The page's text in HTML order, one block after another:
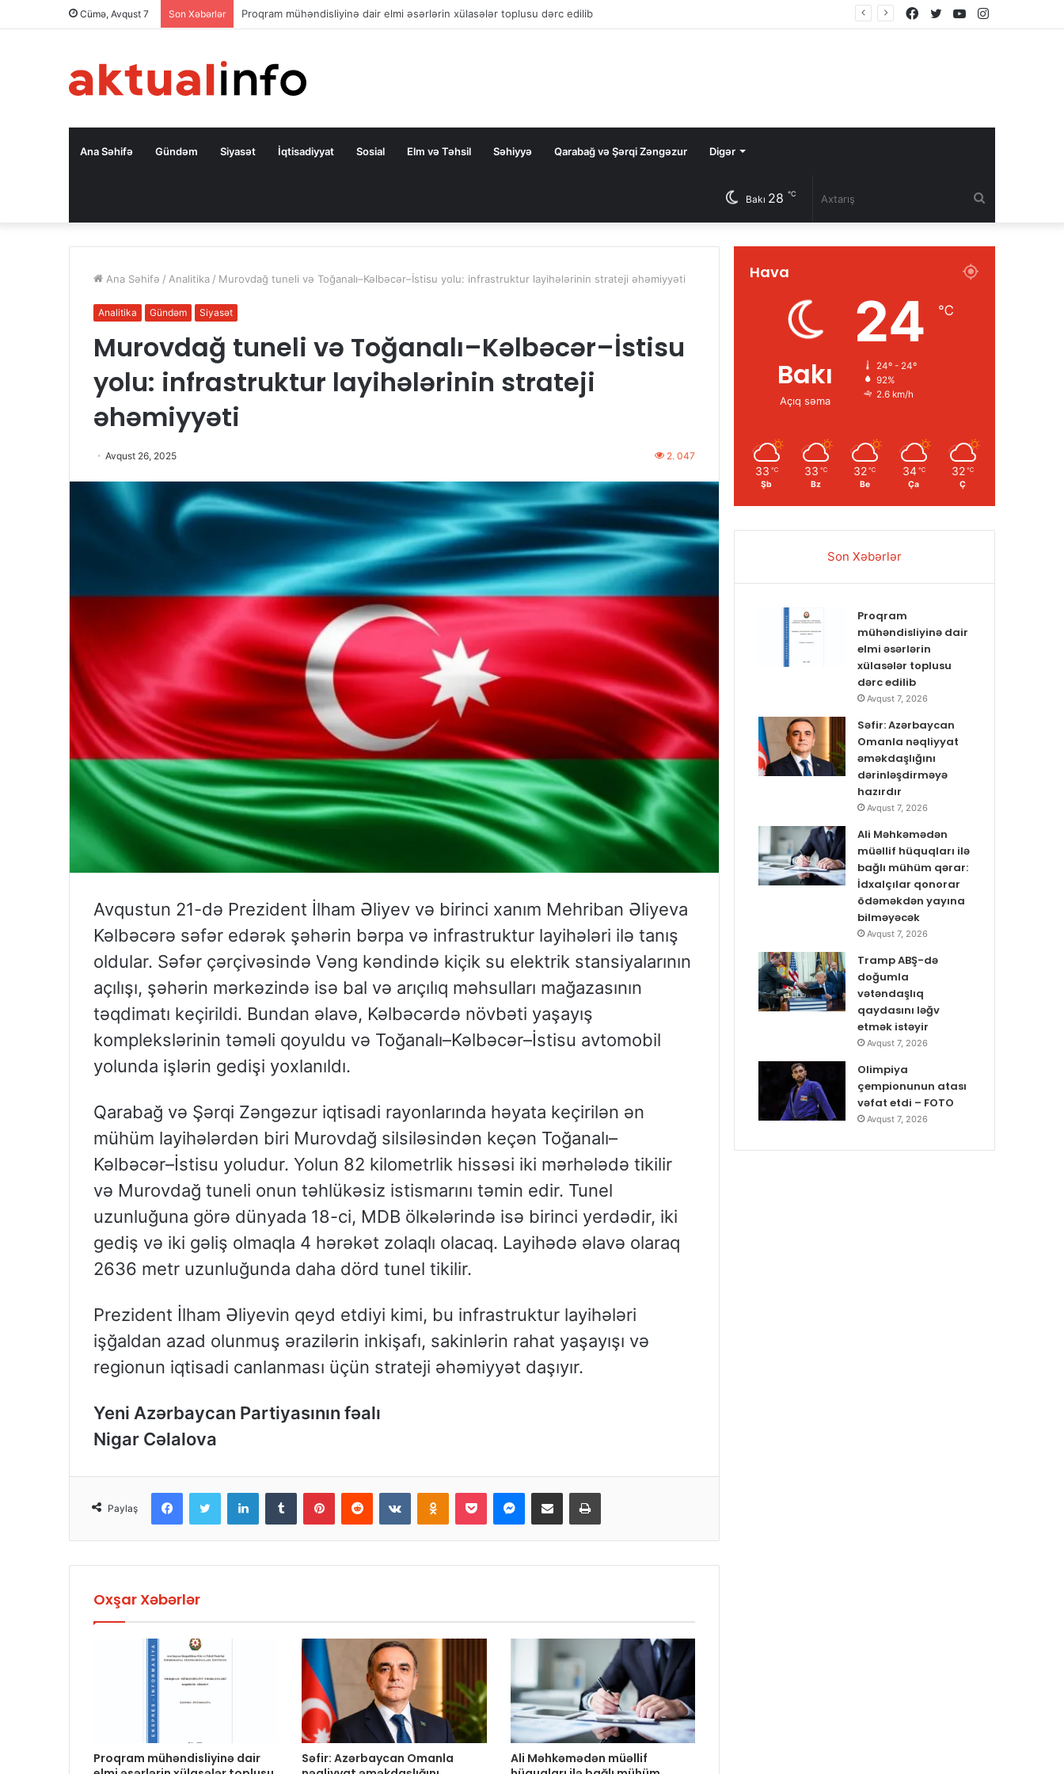
Cümə, Avqust 7 Son Xəbərlər Səfir: Azərbaycan Omanla nəqliyyat əməkdaşlığını dərinləşdirməyə hazırdır YouTube
Twitter
Facebook
Ana Səhifə Gündəm Siyasət İqtisadiyyat Sosial Elm və Təhsil Səhiyyə Qarabağ və Şərqi Zəngəzur Digər
Bakı 28 ℃
Ana Səhifə / Analitika / Murovdağ tuneli və Toğanalı–Kəlbəcər–İstisu yolu: infrastruktur layihələrinin strateji əhəmiyyəti
Analitika Gündəm Siyasət
Murovdağ tuneli və Toğanalı–Kəlbəcər–İstisu
yolu: infrastruktur layihələrinin strateji
əhəmiyyəti
Avqust 26, 2025 2. 047
Avqustun 21-də Prezident İlham Əliyev və birinci xanım Mehriban Əliyeva
Kəlbəcərə səfər edərək şəhərin bərpa və infrastruktur layihələri ilə tanış
oldular. Səfər çərçivəsində Vəng kəndində kiçik su elektrik stansiyalarının
açılışı, şəhərin mərkəzində isə bal və arıçılıq məhsulları mağazasının
təqdimatı keçirildi. Bundan əlavə, Kəlbəcərdə növbəti yaşayış
komplekslərinin təməli qoyuldu və Toğanalı–Kəlbəcər–İstisu avtomobil
yolunda işlərin gedişi yoxlanıldı.
Qarabağ və Şərqi Zəngəzur iqtisadi rayonlarında həyata keçirilən ən
mühüm layihələrdən biri Murovdağ silsiləsindən keçən Toğanalı–
Kəlbəcər–İstisu yoludur. Yolun 82 kilometrlik hissəsi iki mərhələdə tikilir
və Murovdağ tuneli onun təhlükəsiz istismarını təmin edir. Tunel
uzunluğuna görə dünyada 18-ci, MDB ölkələrində isə birinci yerdədir, iki
gediş və iki gəliş olmaqla 4 hərəkət zolaqlı olacaq. Layihədə əlavə olaraq
2636 metr uzunluğunda daha dörd tunel tikilir.
Prezident İlham Əliyevin qeyd etdiyi kimi, bu infrastruktur layihələri
işğaldan azad olunmuş ərazilərin inkişafı, sakinlərin rahat yaşayışı və
regionun iqtisadi canlanması üçün strateji əhəmiyyət daşıyır.
Yeni Azərbaycan Partiyasının fəalı
Nigar Cəlalova
Paylaş
Oxşar Xəbərlər
Proqram mühəndisliyinə dair
Səfir: Azərbaycan Omanla
Ali Məhkəmədən müəllif
Hava
Bakı
Açıq səma
24 ℃
24º - 24º
92%
2.6 km/h
33 ℃
Şb
33 ℃
Bz
32 ℃
Be
34 ℃
Ça
32 ℃
Ç
Son Xəbərlər
Proqram
mühəndisliyinə dair
elmi əsərlərin
xülasələr toplusu
dərc edilib
Avqust 7, 2026
Səfir: Azərbaycan
Omanla nəqliyyat
əməkdaşlığını
dərinləşdirməyə
hazırdır
Avqust 7, 2026
Ali Məhkəmədən
müəllif hüquqları ilə
bağlı mühüm qərar:
İdxalçılar qonorar
ödəməkdən yayına
bilməyəcək
Avqust 7, 2026
Tramp ABŞ-də
doğumla
vətəndaşlıq
qaydasını ləğv
etmək istəyir
Avqust 7, 2026
Olimpiya
çempionunun atası
vəfat etdi – FOTO
Avqust 7, 2026